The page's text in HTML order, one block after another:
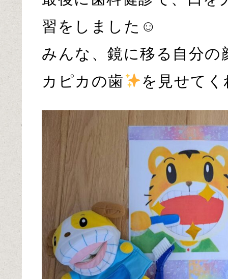
習をしました☺
みんな、鏡に移る自分の
カピカの歯
を見せて